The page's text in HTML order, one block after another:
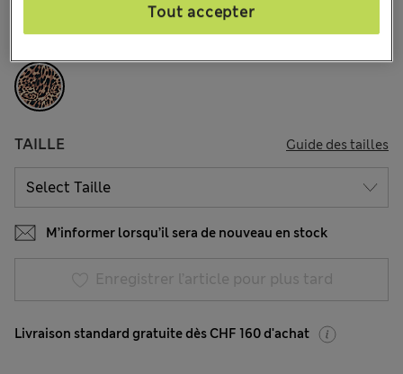
Marron Assorti
TAILLE Guide des tailles
M’informer lorsqu’il sera de nouveau en stock
Enregistrer l’article pour plus tard
Livraison standard gratuite dès CHF 160 d'achat
Tout accepter